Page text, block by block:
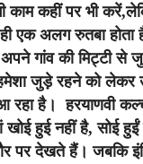
काम कहीं पर भी
ही एक अलग रुतबा
गांव की मिट्टी से
जुड़े रहने को लेकर
है। हरयाणवी
खोई हुई नहीं है, सोई
देखते हैं। जबकि